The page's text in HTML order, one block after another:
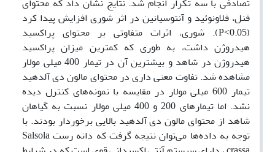
فنل، فلاونوئید و آنتوسیانین در اثر شوری افزایش پیدا کرد
(P˂0.05). شوری، اثرات متفاوتی بر محتوای پراکسید
هیدروژن داشت، به طوری که کمترین میزان پراکسید
هیدروژن در شاهد و بیشترین آن در تیمار 400 میلی مولار
مشاهده شد. تفاوت معنی داری در محتوای مالون دی آلدهید
تیمار 600 میلی مولار در مقایسه با نمونه‌های کنترل دیده
نشد. اما تیمارهای 200 و 400 میلی مولار نسبت به گیاهان
شاهد از محتوای مالون دی آلدهید بالایی برخوردار بودند. با
توجه به داده‌ها می‌توان نتیجه گرفت که دانه رست‌ Salsola